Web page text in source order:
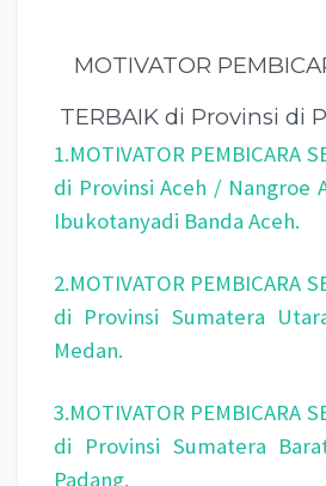
MOTIVATOR
TERBAIK di Provinsi di
1.MOTIVATOR PEMBICARA
di Provinsi Aceh / Nangroe
Ibukotanyadi Banda Aceh.
2.MOTIVATOR PEMBICARA
di Provinsi Sumatera
Medan.
3.MOTIVATOR PEMBICARA
di Provinsi Sumatera
Padang.